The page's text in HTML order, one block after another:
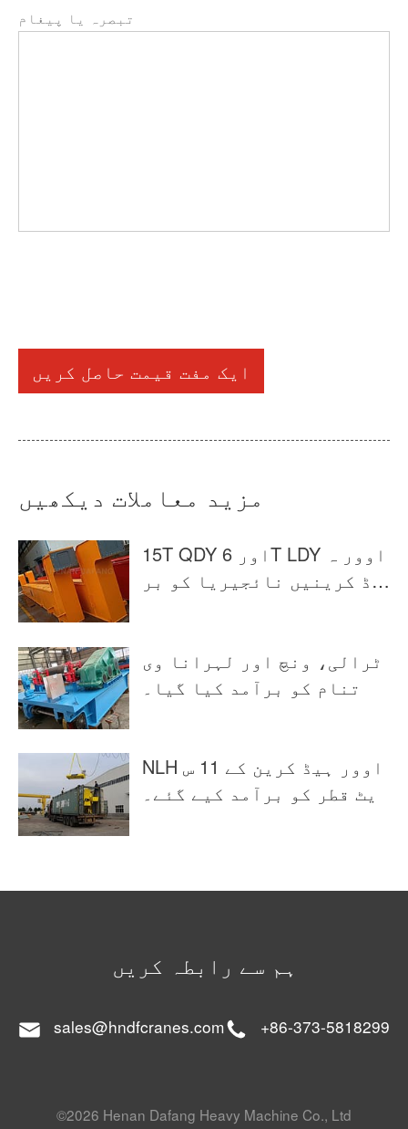
تبصرہ یا پیغام
ایک مفت قیمت حاصل کریں
مزید معاملات دیکھیں
15T QDY اور 6T LDY اوور ہ
یڈ کرینیں نائجیریا کو بر
ٹرالی، ونچ اور لہرانا وی
تنام کو برآمد کیا گیا۔
NLH اوور ہیڈ کرین کے 11 س
یٹ قطر کو برآمد کیے گئے۔
ہم سے رابطہ کریں
sales@hndfcranes.com +86-373-5818299
©2026 Henan Dafang Heavy Machine Co., Ltd